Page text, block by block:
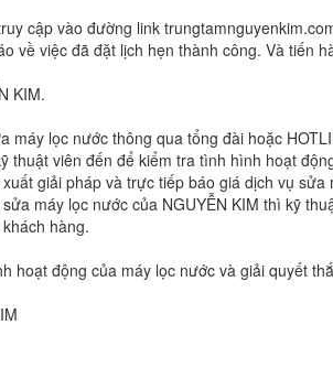
cập vào đường link
về việc đã đặt lịch hẹn thành công. Và tiến
KIM.
lọc nước thông qua tổng đài hoặc
thuật viên đến để kiểm tra tình hình hoạt
giải pháp và trực tiếp báo giá dịch vụ
máy lọc nước của NGUYỄN KIM thì kỹ
hàng.
động của máy lọc nước và giải quyết